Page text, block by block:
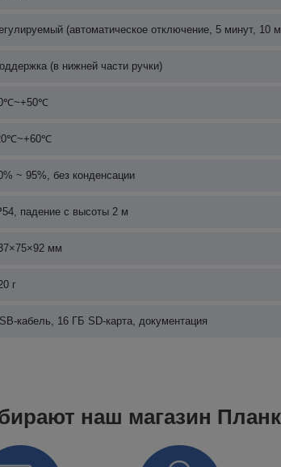
(автоматическое отключение, 5 минут, 10
(в нижней части ручки)
~ 95%, без конденсации
падение с высоты 2 м
мм
г
кабель, 16 ГБ SD-карта, документация
наш магазин